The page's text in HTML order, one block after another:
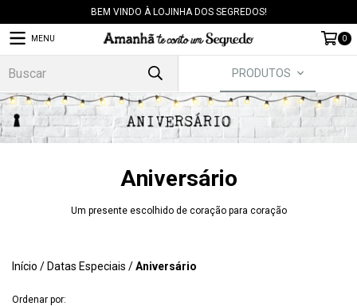
BEM VINDO À LOJINHA DOS SEGREDOS!
MENU 0
PRODUTOS
Aniversário
Um presente escolhido de coração para coração
Início /Datas Especiais /Aniversário
Ordenar por: